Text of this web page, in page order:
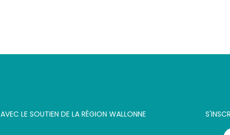
AVEC LE SOUTIEN DE LA RÉGION WALLONNE